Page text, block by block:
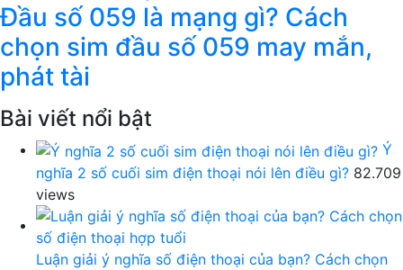
Đầu số 059 là mạng gì? Cách
chọn sim đầu số 059 may mắn,
phát tài
Bài viết nổi bật
Ý
nghĩa 2 số cuối sim điện thoại nói lên điều gì? 82.709
views
Luận giải ý nghĩa số điện thoại của bạn? Cách chọn